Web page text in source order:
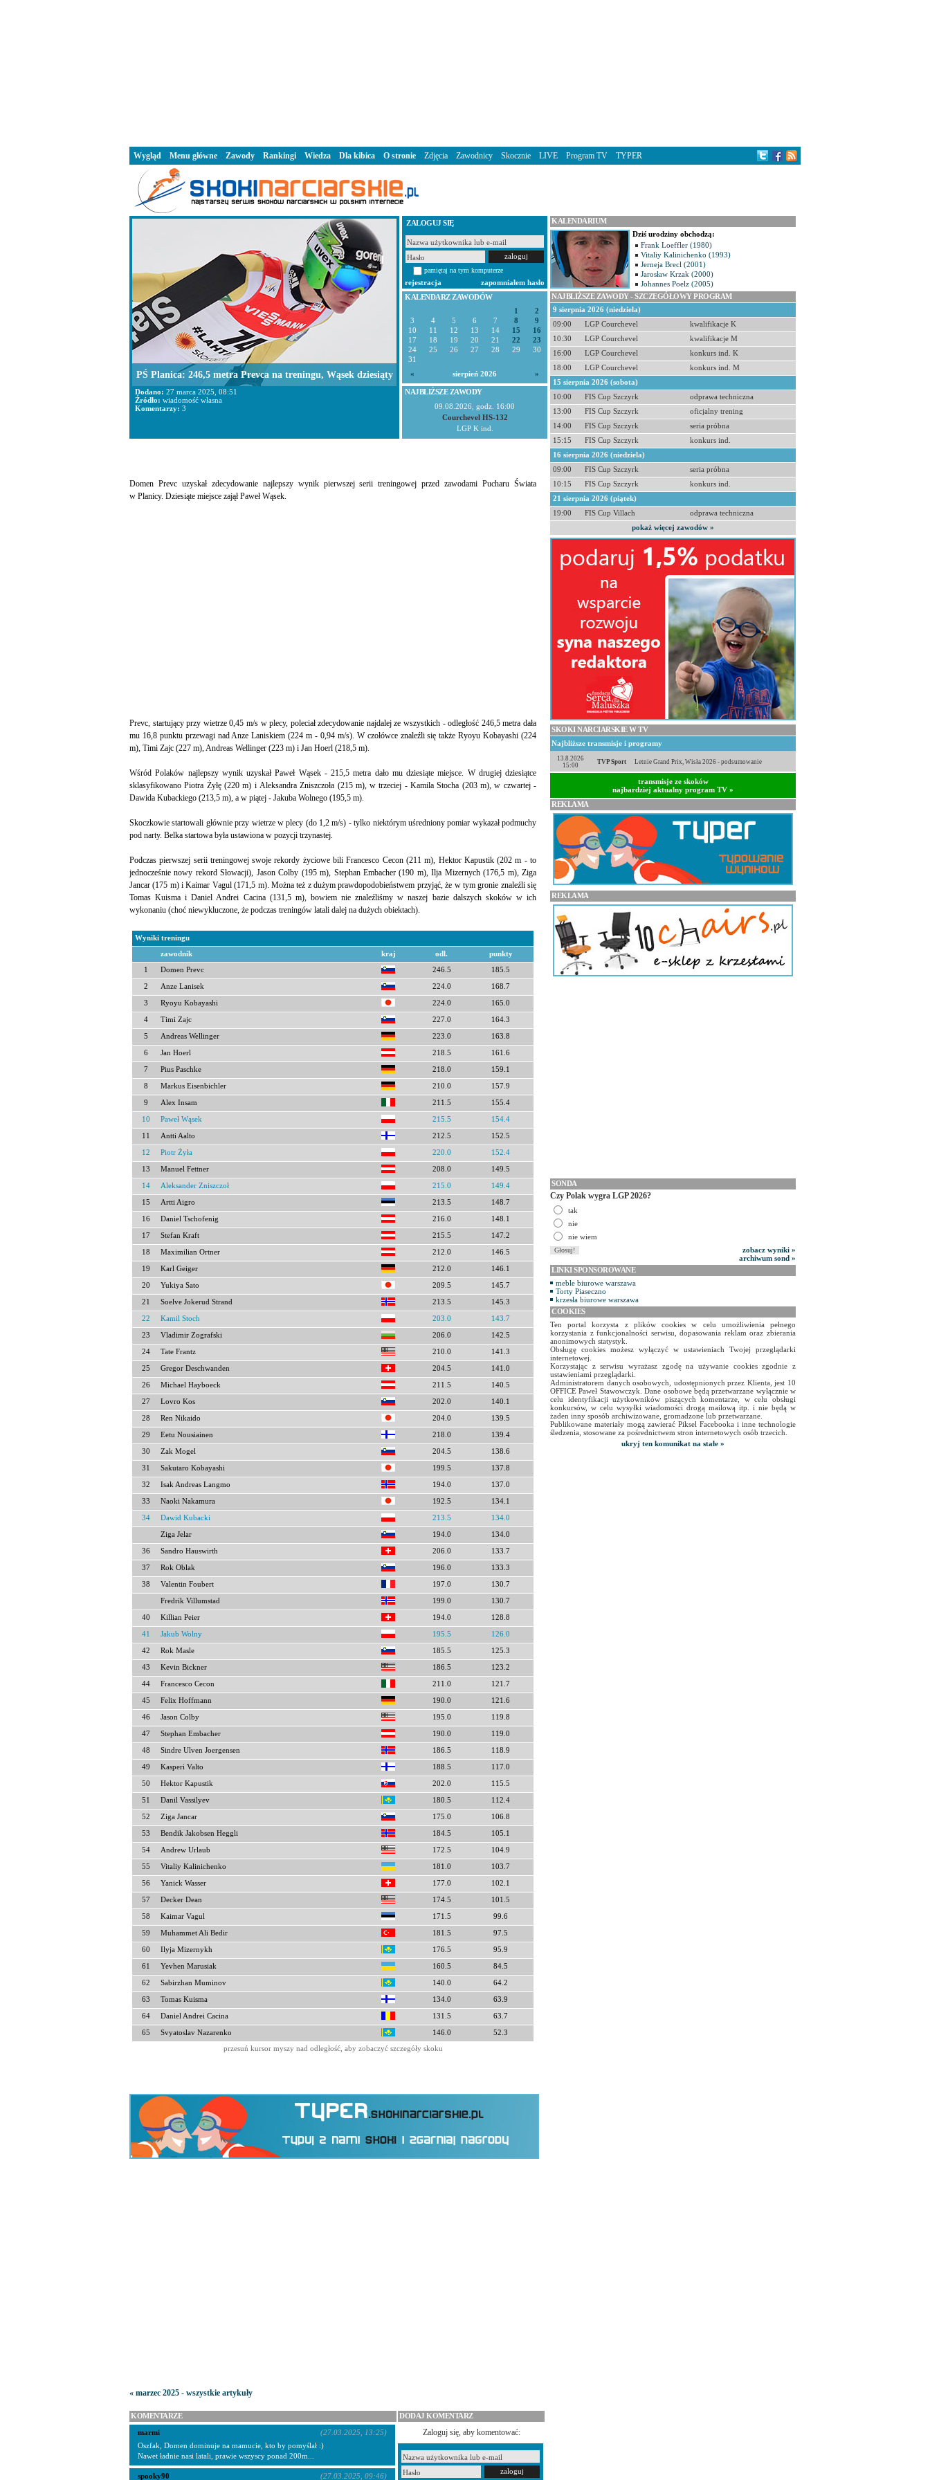
ZALOGUJ SIĘ
pamiętaj na tym komputerze
rejestracja
zapomniałem hasło
KALENDARZ ZAWODÓW
1
2
3
4 5 6 7 8
9
10
11 12 13 14 15
16
17
18 19 20 21 22
23
24
25 26 27 28 29
30
31
«
sierpień 2026 »
NAJBLIŻSZE ZAWODY
09.08.2026, godz. 16:00
Courchevel HS-132
LGP K ind.
Domen Prevc uzyskał zdecydowanie najlepszy wynik pierwszej serii treningowej przed zawodami Pucharu Świata
w Planicy. Dziesiąte miejsce zajął Paweł Wąsek.
Prevc, startujący przy wietrze 0,45 m/s w plecy, poleciał zdecydowanie najdalej ze wszystkich - odległość 246,5 metra dała
mu 16,8 punktu przewagi nad Anze Laniskiem (224 m - 0,94 m/s). W czołówce znaleźli się także Ryoyu Kobayashi (224
m), Timi Zajc (227 m), Andreas Wellinger (223 m) i Jan Hoerl (218,5 m).
Wśród Polaków najlepszy wynik uzyskał Paweł Wąsek - 215,5 metra dało mu dziesiąte miejsce. W drugiej dziesiątce
sklasyfikowano Piotra Żyłę (220 m) i Aleksandra Zniszczoła (215 m), w trzeciej - Kamila Stocha (203 m), w czwartej -
Dawida Kubackiego (213,5 m), a w piątej - Jakuba Wolnego (195,5 m).
Skoczkowie startowali głównie przy wietrze w plecy (do 1,2 m/s) - tylko niektórym uśredniony pomiar wykazał podmuchy
pod narty. Belka startowa była ustawiona w pozycji trzynastej.
Podczas pierwszej serii treningowej swoje rekordy życiowe bili Francesco Cecon (211 m), Hektor Kapustik (202 m - to
jednocześnie nowy rekord Słowacji), Jason Colby (195 m), Stephan Embacher (190 m), Ilja Mizernych (176,5 m), Ziga
Jancar (175 m) i Kaimar Vagul (171,5 m). Można też z dużym prawdopodobieństwem przyjąć, że w tym gronie znaleźli się
Tomas Kuisma i Daniel Andrei Cacina (131,5 m), bowiem nie znaleźliśmy w naszej bazie dalszych skoków w ich
wykonaniu (choć niewykluczone, że podczas treningów latali dalej na dużych obiektach).
Wyniki treningu
zawodnik kraj odl. punkty
1 Domen Prevc 246.5 185.5
2 Anze Lanisek 224.0 168.7
3 Ryoyu Kobayashi 224.0 165.0
4 Timi Zajc 227.0 164.3
5 Andreas Wellinger 223.0 163.8
6 Jan Hoerl 218.5 161.6
7 Pius Paschke 218.0 159.1
8 Markus Eisenbichler 210.0 157.9
9 Alex Insam 211.5 155.4
10 Paweł Wąsek 215.5 154.4
11 Antti Aalto 212.5 152.5
12 Piotr Żyła 220.0 152.4
13 Manuel Fettner 208.0 149.5
14 Aleksander Zniszczoł 215.0 149.4
15 Artti Aigro 213.5 148.7
16 Daniel Tschofenig 216.0 148.1
17 Stefan Kraft 215.5 147.2
18 Maximilian Ortner 212.0 146.5
19 Karl Geiger 212.0 146.1
20 Yukiya Sato 209.5 145.7
21 Soelve Jokerud Strand 213.5 145.3
22 Kamil Stoch 203.0 143.7
23 Vladimir Zografski 206.0 142.5
24 Tate Frantz 210.0 141.3
25 Gregor Deschwanden 204.5 141.0
26 Michael Hayboeck 211.5 140.5
27 Lovro Kos 202.0 140.1
28 Ren Nikaido 204.0 139.5
29 Eetu Nousiainen 218.0 139.4
30 Zak Mogel 204.5 138.6
31 Sakutaro Kobayashi 199.5 137.8
32 Isak Andreas Langmo 194.0 137.0
33 Naoki Nakamura 192.5 134.1
34 Dawid Kubacki 213.5 134.0
Ziga Jelar 194.0 134.0
36 Sandro Hauswirth 206.0 133.7
37 Rok Oblak 196.0 133.3
38 Valentin Foubert 197.0 130.7
Fredrik Villumstad 199.0 130.7
40 Killian Peier 194.0 128.8
41 Jakub Wolny 195.5 126.0
42 Rok Masle 185.5 125.3
43 Kevin Bickner 186.5 123.2
44 Francesco Cecon 211.0 121.7
45 Felix Hoffmann 190.0 121.6
46 Jason Colby 195.0 119.8
47 Stephan Embacher 190.0 119.0
48 Sindre Ulven Joergensen 186.5 118.9
49 Kasperi Valto 188.5 117.0
50 Hektor Kapustik 202.0 115.5
51 Danil Vassilyev 180.5 112.4
52 Ziga Jancar 175.0 106.8
53 Bendik Jakobsen Heggli 184.5 105.1
54 Andrew Urlaub 172.5 104.9
55 Vitaliy Kalinichenko 181.0 103.7
56 Yanick Wasser 177.0 102.1
57 Decker Dean 174.5 101.5
58 Kaimar Vagul 171.5 99.6
59 Muhammet Ali Bedir 181.5 97.5
60 Ilyja Mizernykh 176.5 95.9
61 Yevhen Marusiak 160.5 84.5
62 Sabirzhan Muminov 140.0 64.2
63 Tomas Kuisma 134.0 63.9
64 Daniel Andrei Cacina 131.5 63.7
65 Svyatoslav Nazarenko 146.0 52.3
przesuń kursor myszy nad odległość, aby zobaczyć szczegóły skoku
« marzec 2025 - wszystkie artykuły
KOMENTARZE
marmi
Oszfak, Domen dominuje na mamucie, kto by pomyślał :)
Nawet ładnie nasi latali, prawie wszyscy ponad 200m...
(27.03.2025, 13:25)
spooky90 (27.03.2025, 09:46)
DODAJ KOMENTARZ
Zaloguj się, aby komentować:
PŚ Planica: 246,5 metra Prevca na treningu, Wąsek dziesiąty
Dodano: 27 marca 2025, 08:51
Źródło: wiadomość własna
Komentarzy: 3
KALENDARIUM
Dziś urodziny obchodzą:
Frank Loeffler (1980)
Vitaliy Kalinichenko (1993)
Jerneja Brecl (2001)
Jarosław Krzak (2000)
Johannes Poelz (2005)
NAJBLIŻSZE ZAWODY - SZCZEGÓŁOWY PROGRAM
9 sierpnia 2026 (niedziela)
09:00
LGP Courchevel
kwalifikacje K
10:30
LGP Courchevel
kwalifikacje M
16:00
LGP Courchevel
konkurs ind. K
18:00
LGP Courchevel
konkurs ind. M
15 sierpnia 2026 (sobota)
10:00
FIS Cup Szczyrk
odprawa techniczna
13:00
FIS Cup Szczyrk
oficjalny trening
14:00
FIS Cup Szczyrk
seria próbna
15:15
FIS Cup Szczyrk
konkurs ind.
16 sierpnia 2026 (niedziela)
09:00
FIS Cup Szczyrk
seria próbna
10:15
FIS Cup Szczyrk
konkurs ind.
21 sierpnia 2026 (piątek)
19:00
FIS Cup Villach
odprawa techniczna
pokaż więcej zawodów »
SKOKI NARCIARSKIE W TV
Najbliższe transmisje i programy
13.8.2026
15:00
TVP Sport Letnie Grand Prix, Wisła 2026 - podsumowanie
transmisje ze skoków
najbardziej aktualny program TV »
REKLAMA
REKLAMA
SONDA
Czy Polak wygra LGP 2026?
tak
nie
nie wiem
zobacz wyniki »
archiwum sond »
LINKI SPONSOROWANE
meble biurowe warszawa
Torty Piaseczno
krzesła biurowe warszawa
COOKIES
Ten portal korzysta z plików cookies w celu umożliwienia pełnego
korzystania z funkcjonalności serwisu, dopasowania reklam oraz zbierania
anonimowych statystyk.
Obsługę cookies możesz wyłączyć w ustawieniach Twojej przeglądarki
internetowej.
Korzystając z serwisu wyrażasz zgodę na używanie cookies zgodnie z
ustawieniami przeglądarki.
Administratorem danych osobowych, udostępnionych przez Klienta, jest 10
OFFICE Paweł Stawowczyk. Dane osobowe będą przetwarzane wyłącznie w
celu identyfikacji użytkowników piszących komentarze, w celu obsługi
konkursów, w celu wysyłki wiadomości drogą mailową itp. i nie będą w
żaden inny sposób archiwizowane, gromadzone lub przetwarzane.
Publikowane materiały mogą zawierać Piksel Facebooka i inne technologie
śledzenia, stosowane za pośrednictwem stron internetowych osób trzecich.
ukryj ten komunikat na stałe »
Wygląd Menu główne Zawody Rankingi Wiedza Dla kibica O stronie Zdjęcia Zawodnicy Skocznie LIVE Program TV TYPER